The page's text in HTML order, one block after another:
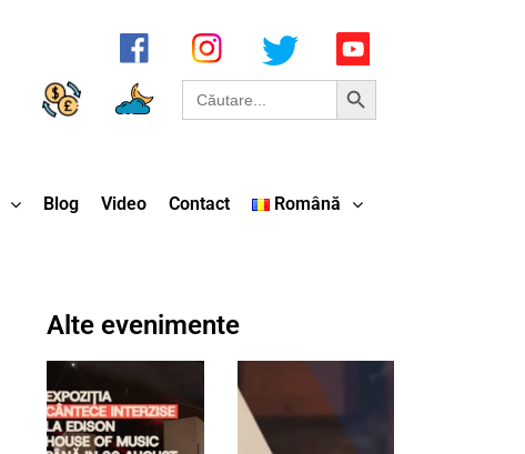
Search
for:
Search Button
Blog Video Contact Română
Alte evenimente